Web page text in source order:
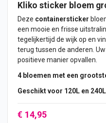
Kliko sticker bloem
Deze containersticker
een mooie en frisse
tegelijkertijd de wijk op en
terug tussen de anderen.
positieve manier opvallen.
4 bloemen met een
Geschikt voor 120L en
€ 14,95